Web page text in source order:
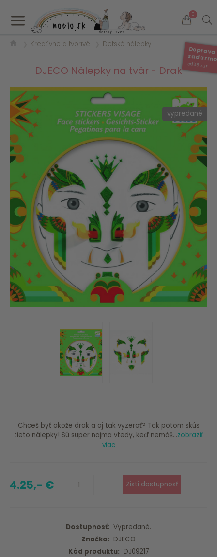
a 0
Doprava
od 35 Eur
Kreatívne a tvorivé Detské nálepky
DJECO Nálepky na tvár - Drak
vypredané
Chceš byť akože drak a aj tak vyzerať? Tak potom skús
tieto nálepky! Sú super najmä vtedy, keď nemáš...zobraziť
viac
4.25,- €
Dostupnosť: Vypredané.
Značka: DJECO
Kód produktu: DJ09217